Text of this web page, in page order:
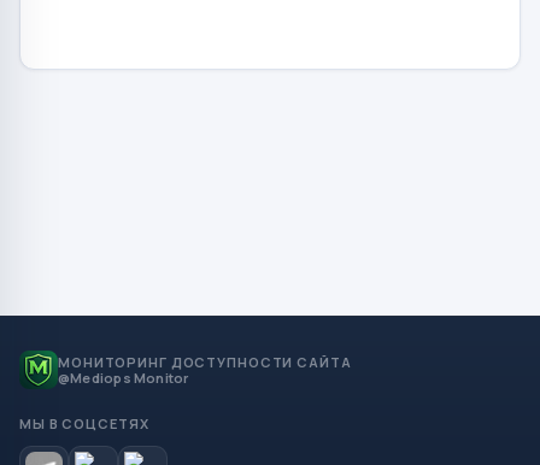
МОНИТОРИНГ ДОСТУПНОСТИ САЙТА
@Mediops Monitor
МЫ В СОЦСЕТЯХ